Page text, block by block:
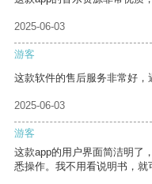
2025-06-03
游客
这款软件的售后服务非常好，
2025-06-03
游客
这款app的用户界面简洁明了
悉操作。我不用看说明书，就